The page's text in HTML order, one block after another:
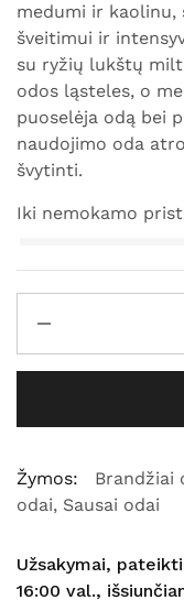
medumi ir kaolinu,
šveitimui ir
su ryžių lukštų
odos ląsteles, o
puoselėja odą bei
naudojimo oda
švytinti.
Iki nemokamo
Žymos: Brandžiai
odai, Sausai odai
Užsakymai,
16:00 val.,